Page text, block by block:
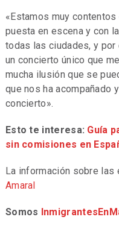
«Estamos muy
puesta en escena y con
todas las ciudades, y
un concierto único que
mucha ilusión que se
que nos ha acompañado
concierto».
Esto te interesa: Guía
sin comisiones en
La información sobre las
Amaral
Somos